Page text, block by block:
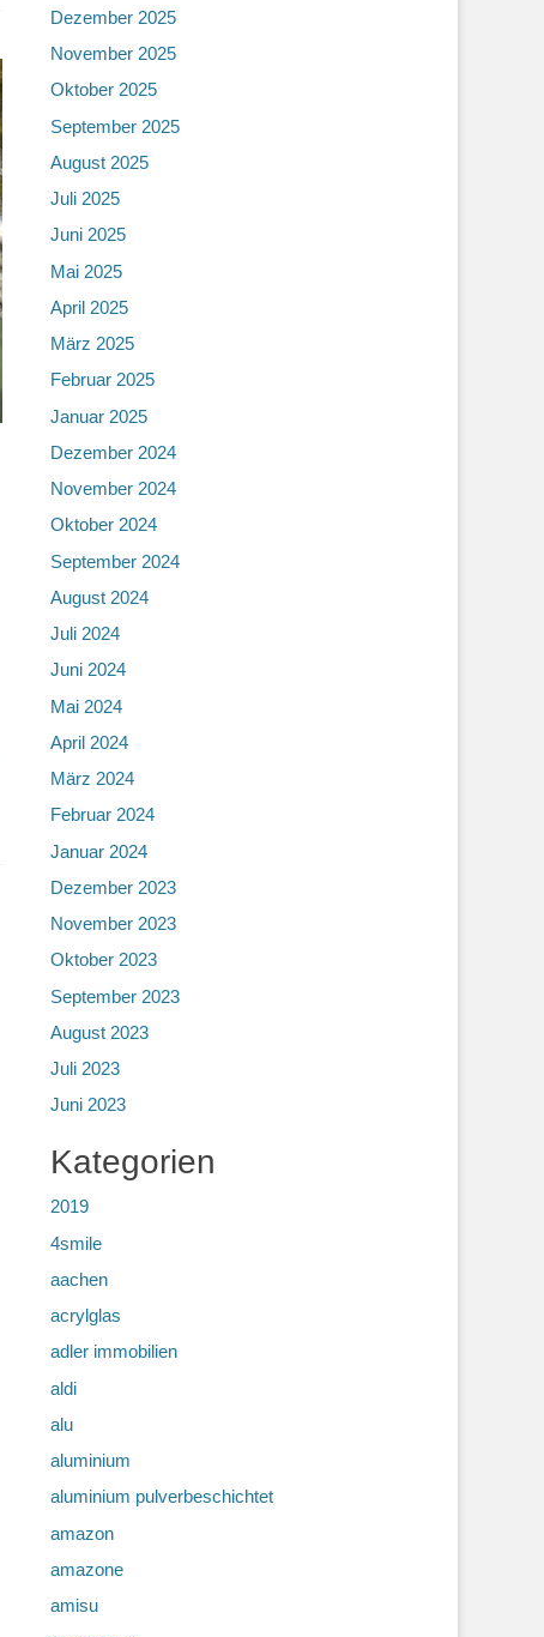
Dezember 2025
November 2025
Oktober 2025
September 2025
August 2025
Juli 2025
Juni 2025
Mai 2025
April 2025
März 2025
Februar 2025
Januar 2025
Dezember 2024
November 2024
Oktober 2024
September 2024
August 2024
Juli 2024
Juni 2024
Mai 2024
April 2024
März 2024
Februar 2024
Januar 2024
Dezember 2023
November 2023
Oktober 2023
September 2023
August 2023
Juli 2023
Juni 2023
Kategorien
2019
4smile
aachen
acrylglas
adler immobilien
aldi
alu
aluminium
aluminium pulverbeschichtet
amazon
amazone
amisu